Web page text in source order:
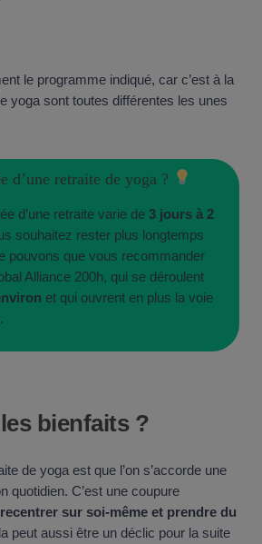
le programme indiqué, car c’est à la
yoga sont toutes différentes les unes
d’une retraite de yoga ?
d’une retraite varie de 3 jours à 2
souhaitez rester plus longtemps
pouvons que vous recommander
Alliance 200h, qui se déroulent
et qui ouvrent en plus la voie
bienfaits ?
de yoga est que l’on s’accorde une
quotidien. C’est une coupure
recentrer sur soi-même et prendre du
peut aussi être un déclic pour la suite